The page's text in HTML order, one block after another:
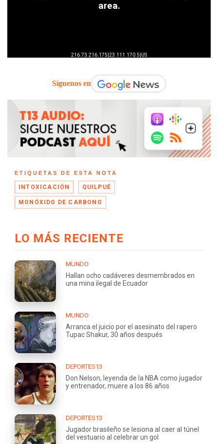
Síguenos en
ETIQUETAS DE ESTA NOTA
INTOXICACIÓN QUILPUÉ
MONÓXIDO DE CARBONO
LO MÁS RECIENTE
MUNDO
Hallan ocho cadáveres desmembrados en
una mina ilegal de Ecuador
MUNDO
Arranca el juicio por el asesinato del rapero
Tupac Shakur, 30 años después
DEPORTES13
Don Nelson, leyenda de la NBA como jugador
y entrenador, muere a los 86 años
DEPORTES13
Jugador brasileño se lesiona al caer al túnel
del vestuario al celebrar un gol